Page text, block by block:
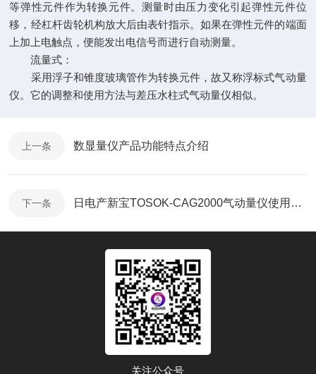
等弹性元件作为转换元件。测量时由压力变化引起弹性元件位
移，经杠杆齿轮机构放大后由表针指示。如果在弹性元件的端面
上加上电触点，便能发出电信号而进行自动测量。
流量式：
采用浮子和锥度玻璃管作为转换元件，故又称浮标式气动量
仪。它的调整和使用方法与差压水柱式气动量仪相似。
上一条 数显量仪产品功能特点介绍
下一条 日电产新宝TOSOK-CAG2000气动量仪使用视频
关注公众号